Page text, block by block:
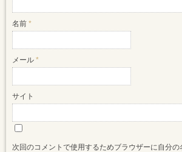
名前 *
メール *
サイト
次回のコメントで使用するためブラウザーに自分の